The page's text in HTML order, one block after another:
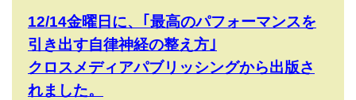
12/14金曜日に、｢最高のパフォーマンスを
引き出す自律神経の整え方｣
クロスメディアパブリッシングから出版さ
れました。